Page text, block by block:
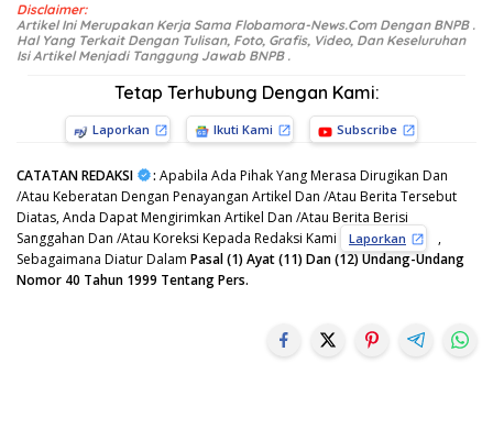
Disclaimer:
Artikel Ini Merupakan Kerja Sama Flobamora-News.Com Dengan BNPB .
Hal Yang Terkait Dengan Tulisan, Foto, Grafis, Video, Dan Keseluruhan
Isi Artikel Menjadi Tanggung Jawab BNPB .
Tetap Terhubung Dengan Kami:
Laporkan Ikuti Kami Subscribe
CATATAN REDAKSI : Apabila Ada Pihak Yang Merasa Dirugikan Dan
/Atau Keberatan Dengan Penayangan Artikel Dan /Atau Berita Tersebut
Diatas, Anda Dapat Mengirimkan Artikel Dan /Atau Berita Berisi
Sanggahan Dan /Atau Koreksi Kepada Redaksi Kami
Laporkan
,
Sebagaimana Diatur Dalam Pasal (1) Ayat (11) Dan (12) Undang-Undang
Nomor 40 Tahun 1999 Tentang Pers.